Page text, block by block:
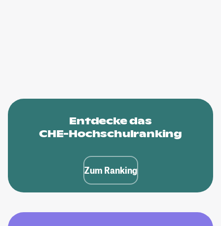
Entdecke das
CHE-Hochschulranking
Zum Ranking